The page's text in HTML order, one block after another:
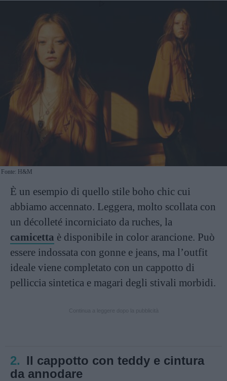
Fonte: H&M
È un esempio di quello stile boho chic cui
abbiamo accennato. Leggera, molto scollata con
un décolleté incorniciato da ruches, la
camicetta è disponibile in color arancione. Può
essere indossata con gonne e jeans, ma l’outfit
ideale viene completato con un cappotto di
pelliccia sintetica e magari degli stivali morbidi.
2. Il cappotto con teddy e cintura
da annodare